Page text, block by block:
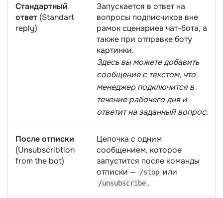
Стандартный
ответ (Standart
reply)
Запускается в ответ на
вопросы подписчиков вне
рамок сценариев чат-бота, а
также при отправке боту
картинки.
Здесь вы можете добавить
сообщение с текстом, что
менеджер подключится в
течение рабочего дня и
ответит на заданный вопрос.
После отписки
(Unsubscribtion
from the bot)
Цепочка с одним
сообщением, которое
запустится после команды
отписки —
/stop или
/unsubscribe .